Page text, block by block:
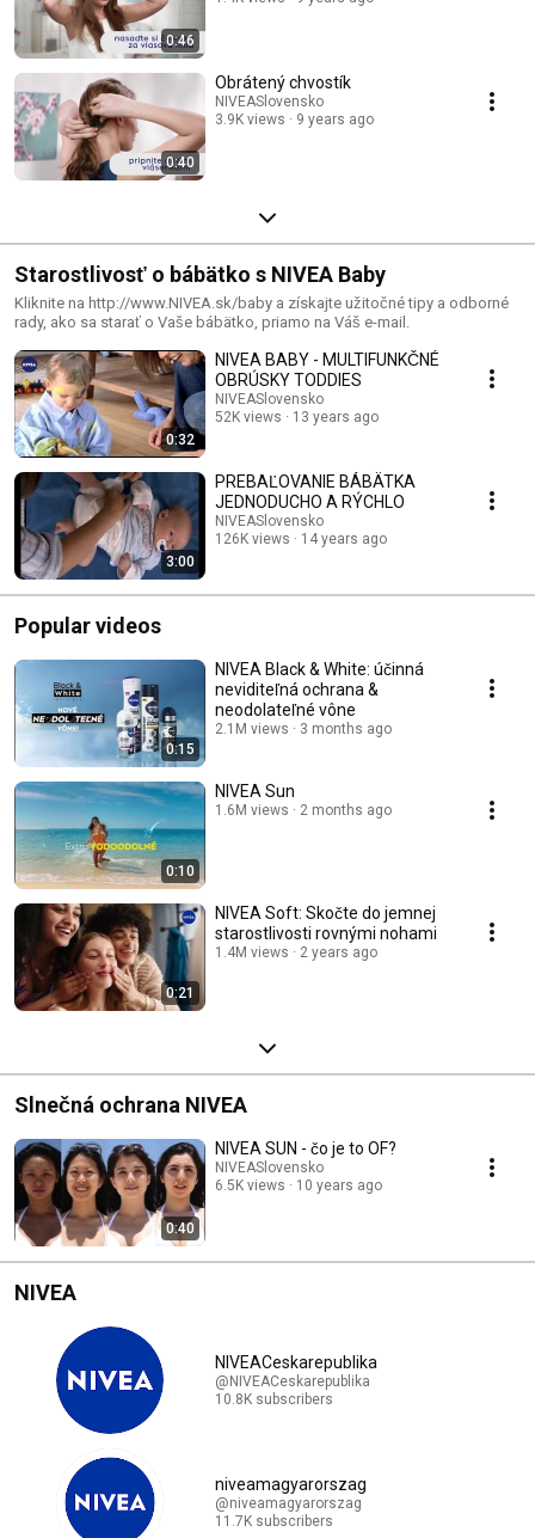
0:46
0:40
Obrátený chvostík
NIVEASlovensko
3.9K views
9 years ago
Starostlivosť o bábätko s NIVEA Baby
Kliknite na http://www.NIVEA.sk/baby a získajte užitočné tipy a odborné
rady, ako sa starať o Vaše bábätko, priamo na Váš e-mail.
0:32
NIVEA BABY - MULTIFUNKČNÉ
OBRÚSKY TODDIES
NIVEASlovensko
52K views
13 years ago
3:00
PREBAĽOVANIE BÁBÄTKA
JEDNODUCHO A RÝCHLO
NIVEASlovensko
126K views
14 years ago
Popular videos
0:15
NIVEA Black & White: účinná
neviditeľná ochrana &
neodolateľné vône
2.1M views 3 months ago
0:10
NIVEA Sun
1.6M views 2 months ago
0:21
NIVEA Soft: Skočte do jemnej
starostlivosti rovnými nohami
1.4M views 2 years ago
Slnečná ochrana NIVEA
0:40
NIVEA SUN - čo je to OF?
NIVEASlovensko
6.5K views
10 years ago
NIVEA
NIVEACeskarepublika
@NIVEACeskarepublika
10.8K subscribers
niveamagyarorszag
@niveamagyarorszag
11.7K subscribers